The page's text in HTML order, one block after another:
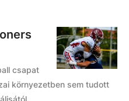
csapat
környezetben sem tudott